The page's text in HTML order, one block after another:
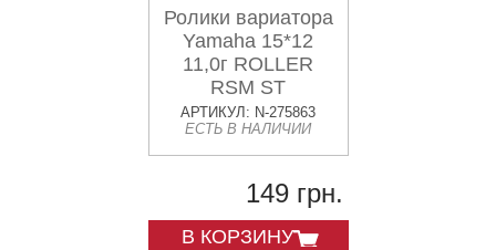
Ролики вариатора
Yamaha 15*12
11,0г ROLLER
RSM ST
АРТИКУЛ: N-275863
ЕСТЬ В НАЛИЧИИ
149 грн.
В КОРЗИНУ